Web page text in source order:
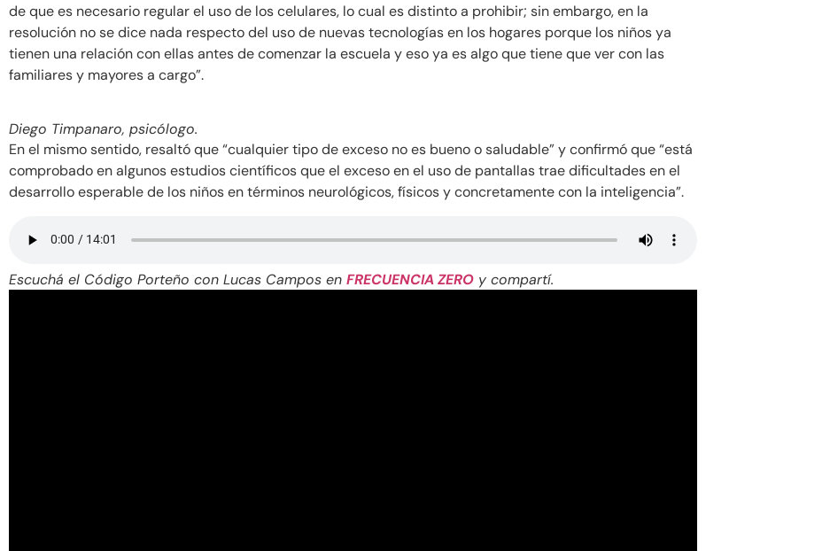
de que es necesario regular el uso de los celulares, lo cual es distinto a prohibir; sin embargo, en la
resolución no se dice nada respecto del uso de nuevas tecnologías en los hogares porque los niños ya
tienen una relación con ellas antes de comenzar la escuela y eso ya es algo que tiene que ver con las
familiares y mayores a cargo”.
Diego Timpanaro, psicólogo.
En el mismo sentido, resaltó que “cualquier tipo de exceso no es bueno o saludable” y confirmó que “está
comprobado en algunos estudios científicos que el exceso en el uso de pantallas trae dificultades en el
desarrollo esperable de los niños en términos neurológicos, físicos y concretamente con la inteligencia”.
Escuchá el Código Porteño con Lucas Campos en FRECUENCIA ZERO y compartí.